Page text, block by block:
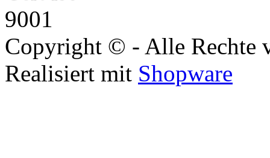
Copyright © - Alle Rechte
Realisiert mit Shopware